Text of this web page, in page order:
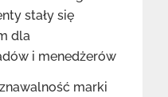
stały się
dla
i menedżerów
marki